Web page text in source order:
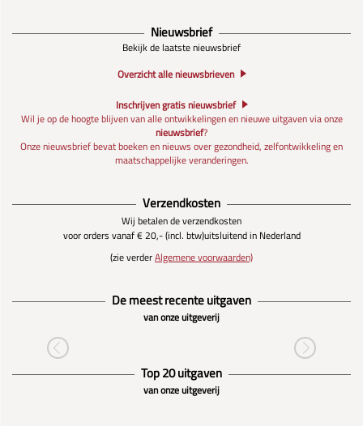
Nieuwsbrief
Bekijk de laatste nieuwsbrief
Overzicht alle nieuwsbrieven
Inschrijven gratis nieuwsbrief
Wil je op de hoogte blijven van alle ontwikkelingen en nieuwe uitgaven via onze
nieuwsbrief?
Onze nieuwsbrief bevat boeken en nieuws over gezondheid, zelfontwikkeling en
maatschappelijke veranderingen.
Verzendkosten
Wij betalen de verzendkosten
voor orders vanaf € 20,- (incl. btw)uitsluitend in Nederland
(zie verderAlgemene voorwaarden)
De meest recente uitgaven
van onze uitgeverij
Top 20 uitgaven
van onze uitgeverij